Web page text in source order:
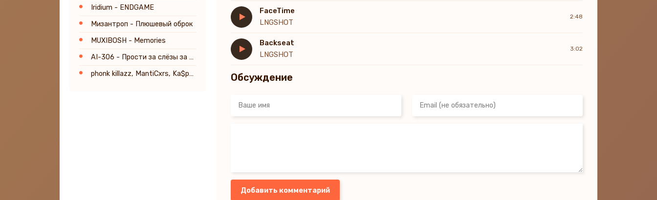
Iridium - ENDGAME
Мизантроп - Плюшевый оброк
MUXIBOSH - Memories
AI-306 - Прости за слёзы за любовь
phonk killazz, MantiCxrs, Ka$per - LA DI DIE hoodtrap (Slowed)
Woah, oh, I've been, woah, oh
찍어 누를수록 거칠게 일어나
날 감히 지배하게 두고 보지 않아
FaceTime
LNGSHOT
2:48
Backseat
LNGSHOT
3:02
Обсуждение
Добавить комментарий